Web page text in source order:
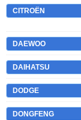
CITROËN
DAEWOO
DAIHATSU
DODGE
DONGFENG